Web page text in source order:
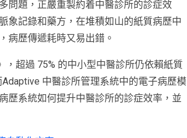
問題，正嚴重製約着中醫診所的診症效
象記錄和藥方，在堆積如山的紙質病歷中
病歷傳遞耗時又易出錯。
超過 75% 的中小型中醫診所仍依賴紙質
中醫診所管理系統中的電子病歷模
歷系統如何提升中醫診所的診症效率，並